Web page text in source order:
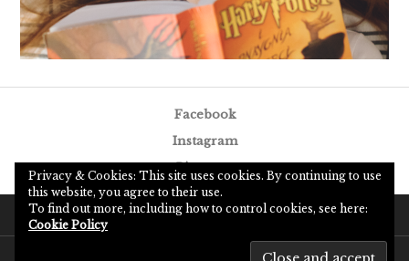
Facebook
Instagram
Pinterest
FacebookInstagram
Pinterest
Theme: Canard by
Privacy & Cookies: This site uses cookies. By continuing to use
this website, you agree to their use.
To find out more, including how to control cookies, see here:
Cookie Policy